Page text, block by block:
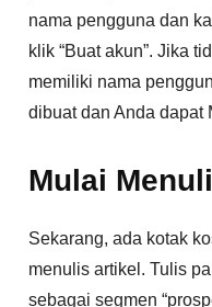
nama pengguna dan
klik “Buat akun”. Jika
memiliki nama
dibuat dan Anda dapat
Mulai
Sekarang, ada kotak
menulis artikel. Tulis
sebagai segmen